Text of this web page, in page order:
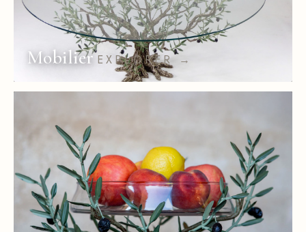
Mobilier EXPLORER →